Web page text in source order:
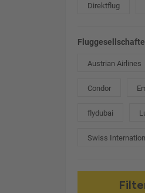
Direktflug
Austrian Airlines
Condor
flydubai
Swiss